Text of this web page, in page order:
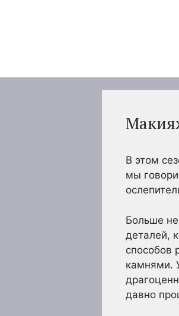
В этом
мы
Больше
деталей,
способов
камнями.
давно